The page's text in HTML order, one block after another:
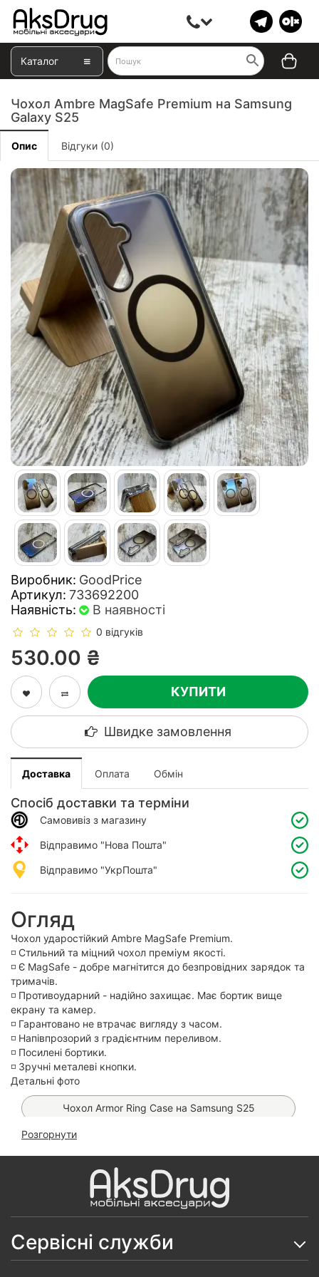
Каталог
Чохол Ambre MagSafe Premium на Samsung
Galaxy S25
Опис Відгуки (0)
Виробник: GoodPrice
Артикул: 733692200
Наявність:
В наявності
0 відгуків
530.00 ₴
КУПИТИ
Швидке замовлення
Доставка Оплата Обмін
Спосіб доставки та терміни
Самовивіз з магазину
Відправимо "Нова Пошта"
Відправимо "УкрПошта"
Огляд
Чохол ударостійкий Ambre MagSafe Premium.
◽️ Стильний та міцний чохол преміум якості.
◽️ Є MagSafe - добре магнітится до безпровідних зарядок та
тримачів.
◽️ Противоударний - надійно захищає. Має бортик вище
екрану та камер.
◽️ Гарантовано не втрачає вигляду з часом.
◽️ Напівпрозорий з градієнтним переливом.
◽️ Посилені бортики.
◽️ Зручні металеві кнопки.
Детальні фото
Чохол Armor Ring Case на Samsung S25
Чохол Leather Book Case на Samsung S25
Скло на камеру Camera Lens Protective на
Samsung S25/ S25 Plus
Чохол Premium Matt MagSafe на Samsung S25
Чохол Fibra Shock-Proof MagSafe на Samsung S25
Розгорнути
Сервісні служби